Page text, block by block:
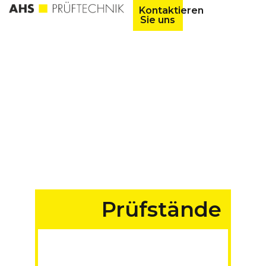
Kontaktieren
Sie uns
Prüfstände